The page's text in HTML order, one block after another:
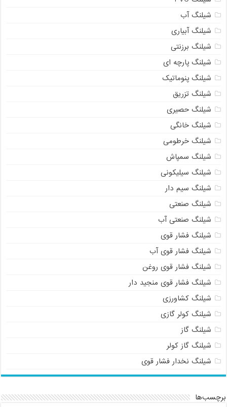
شیلنگ آب
شیلنگ آبیاری
شیلنگ برزنتی
شیلنگ پارچه ای
شیلنگ پنوماتیک
شیلنگ تزریق
شیلنگ حصیری
شیلنگ خانگی
شیلنگ خرطومی
شیلنگ سمپاش
شیلنگ سیلیکونی
شیلنگ سیم دار
شیلنگ صنعتی
شیلنگ صنعتی آب
شیلنگ فشار قوی
شیلنگ فشار قوی آب
شیلنگ فشار قوی روغن
شیلنگ فشار قوی منجید دار
شیلنگ کشاورزی
شیلنگ کولر گازی
شیلنگ گاز
شیلنگ گاز کولر
شیلنگ نخدار فشار قوی
برچسب‌ها